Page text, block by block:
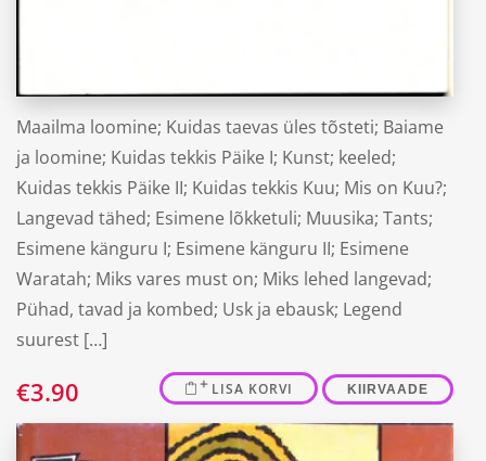
Maailma loomine; Kuidas taevas üles tõsteti; Baiame
ja loomine; Kuidas tekkis Päike I; Kunst; keeled;
Kuidas tekkis Päike II; Kuidas tekkis Kuu; Mis on Kuu?;
Langevad tähed; Esimene lõkketuli; Muusika; Tants;
Esimene känguru I; Esimene känguru II; Esimene
Waratah; Miks vares must on; Miks lehed langevad;
Pühad, tavad ja kombed; Usk ja ebausk; Legend
suurest […]
€3.90 LISA KORVI KIIRVAADE